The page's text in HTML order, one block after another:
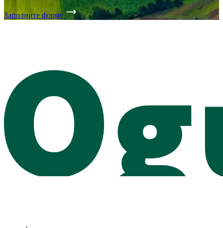
Заполните форму